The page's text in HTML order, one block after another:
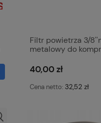
Filtr powietrza 3/
metalowy do
40,00 zł
Cena netto: 32,52 zł